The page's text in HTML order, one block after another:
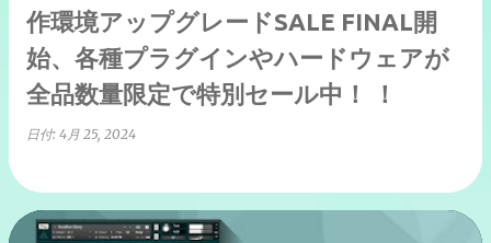
作環境アップグレードSALE FINAL開
始、各種プラグインやハードウェアが
全品数量限定で特別セール中！ ！
日付: 4月 25, 2024